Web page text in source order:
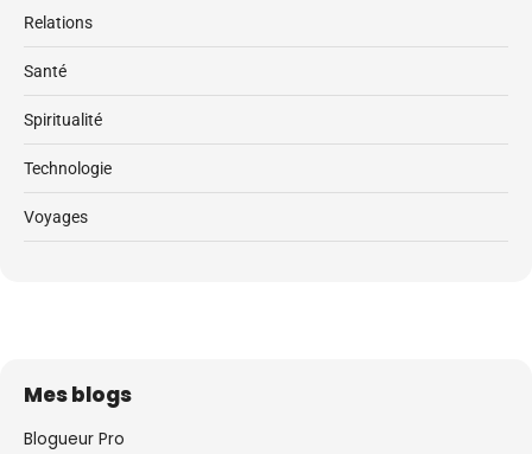
Relations
Santé
Spiritualité
Technologie
Voyages
Mes blogs
Blogueur Pro